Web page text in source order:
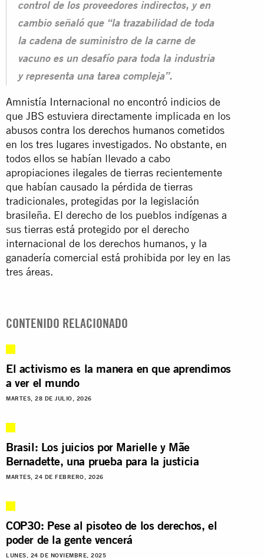
control de los proveedores indirectos, y en
cambio señaló que “la trazabilidad de toda
la cadena de suministro de la carne de
vacuno es un desafío para toda la industria
y representa una tarea compleja”.
Amnistía Internacional no encontró indicios de
que JBS estuviera directamente implicada en los
abusos contra los derechos humanos cometidos
en los tres lugares investigados. No obstante, en
todos ellos se habían llevado a cabo
apropiaciones ilegales de tierras recientemente
que habían causado la pérdida de tierras
tradicionales, protegidas por la legislación
brasileña. El derecho de los pueblos indígenas a
sus tierras está protegido por el derecho
internacional de los derechos humanos, y la
ganadería comercial está prohibida por ley en las
tres áreas.
CONTENIDO RELACIONADO
El activismo es la manera en que aprendimos
a ver el mundo
MARTES, 28 DE JULIO, 2026
Brasil: Los juicios por Marielle y Mãe
Bernadette, una prueba para la justicia
MARTES, 24 DE FEBRERO, 2026
COP30: Pese al pisoteo de los derechos, el
poder de la gente vencerá
LUNES, 24 DE NOVIEMBRE, 2025